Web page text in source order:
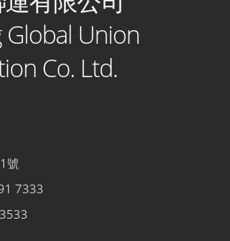
Union
Co. Ltd.
號
7333